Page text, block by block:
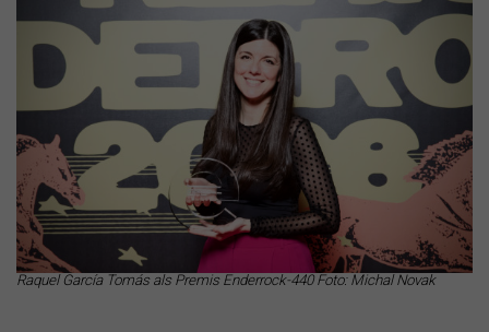
Raquel García Tomás als Premis Enderrock-440 Foto: Michal Novak